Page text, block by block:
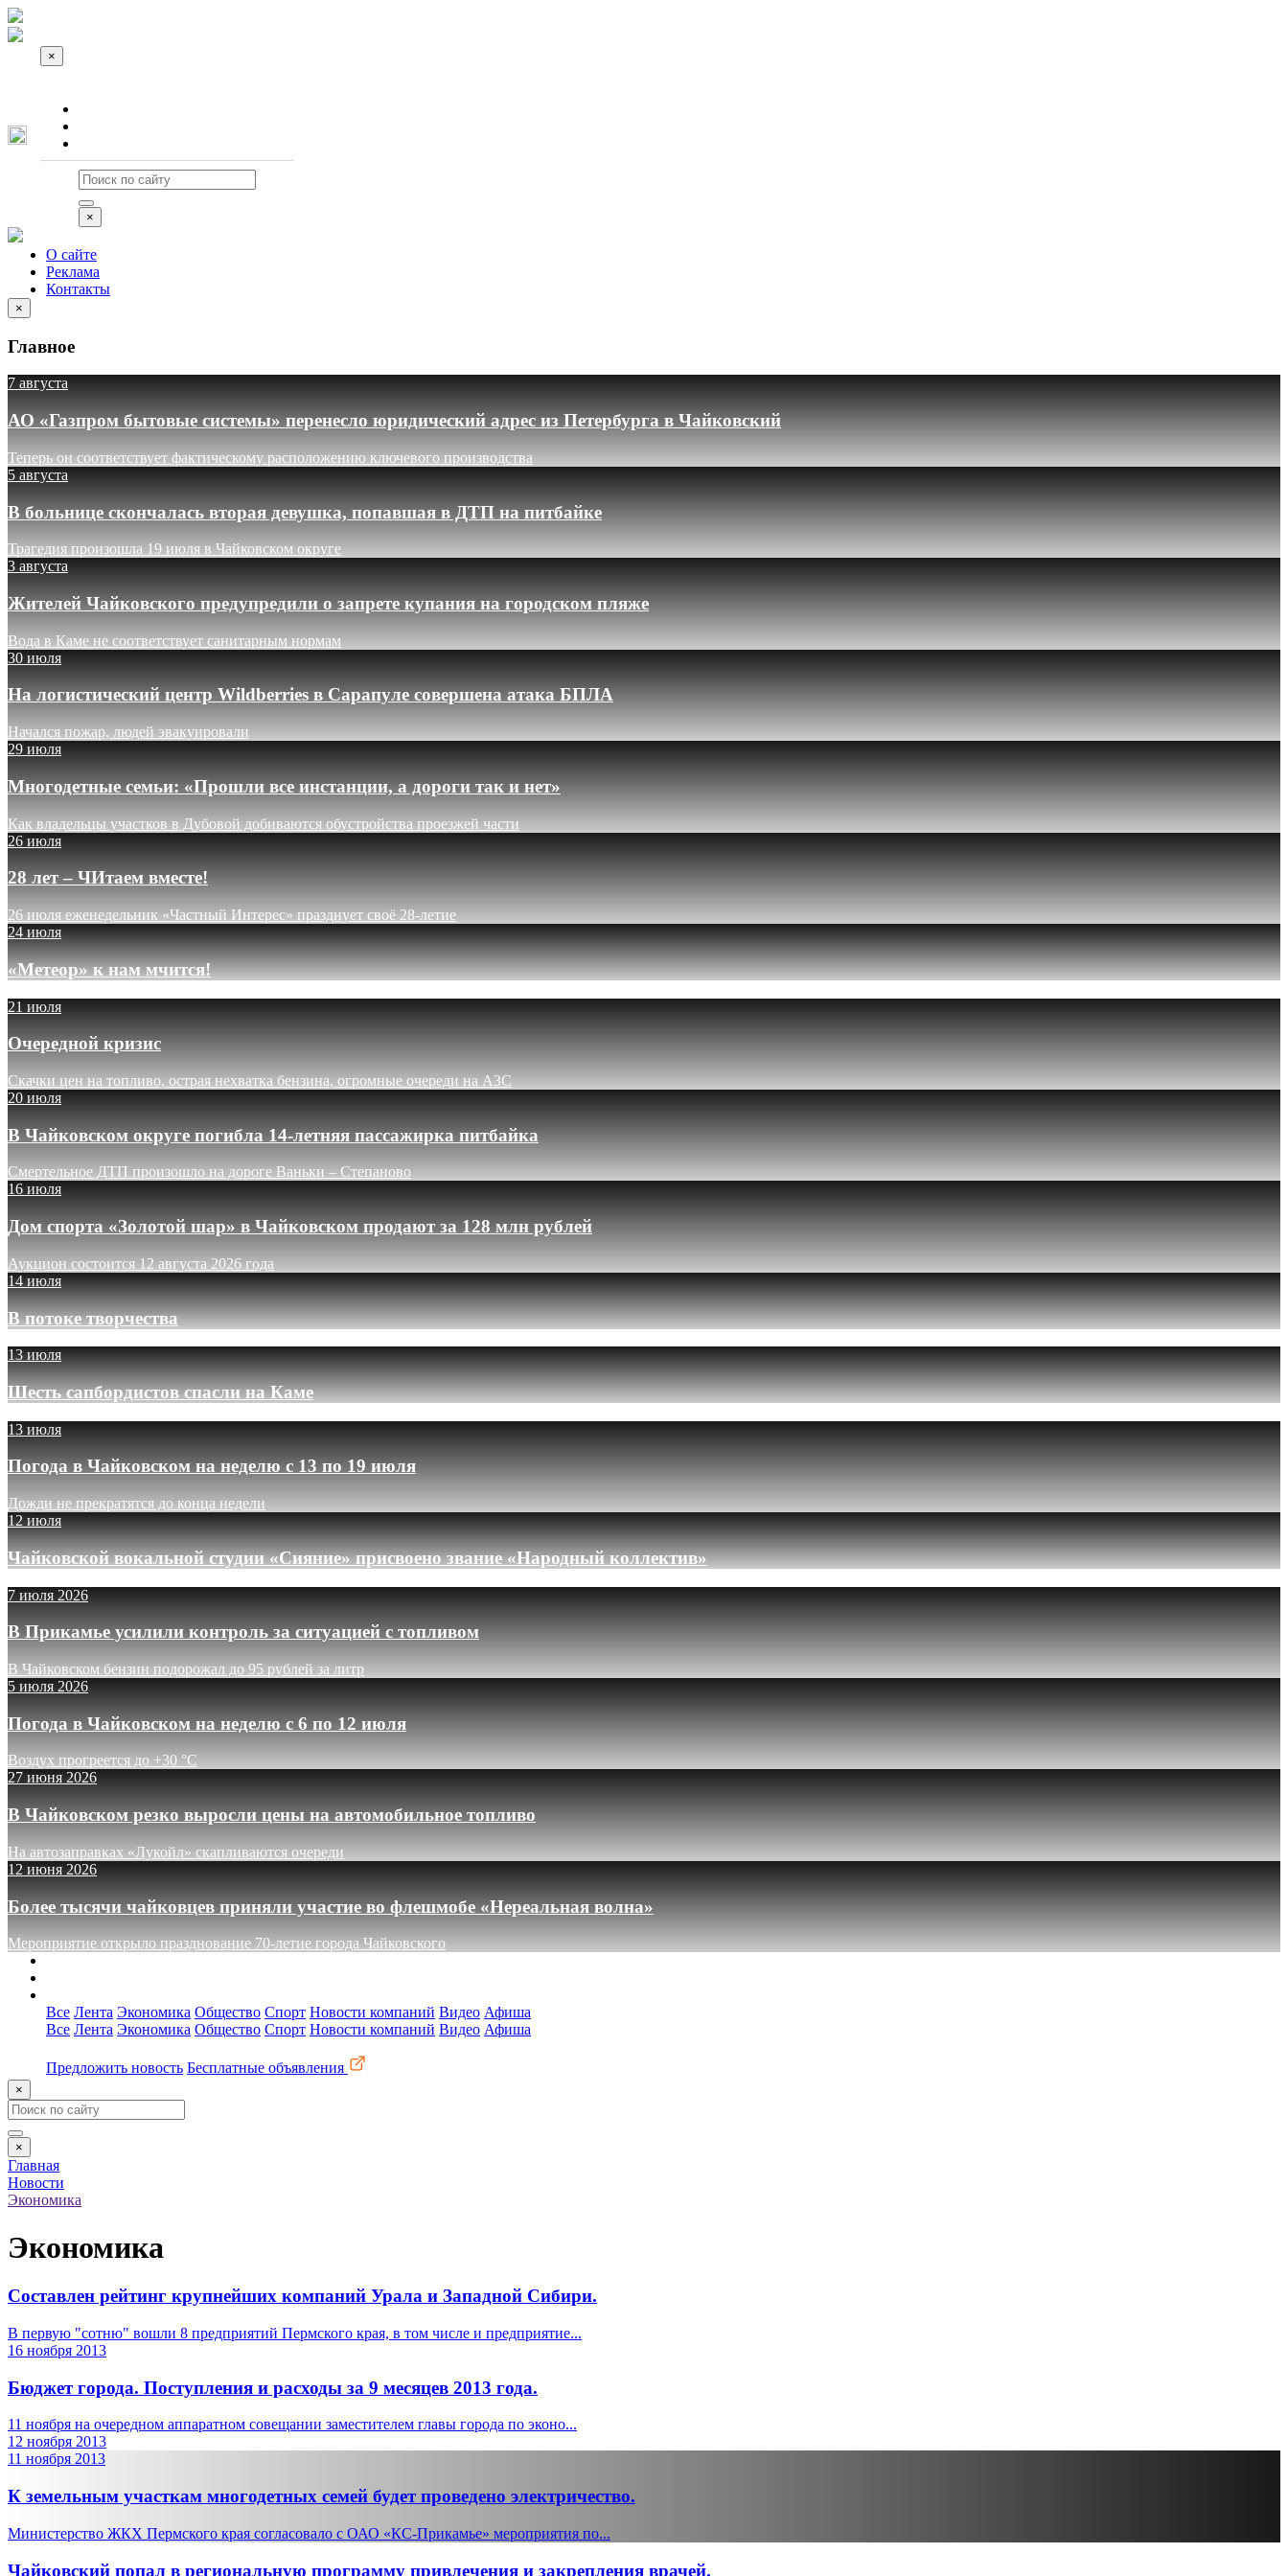
×
×
О сайте
Реклама
Контакты
×
Главное
7 августа
АО «Газпром бытовые системы» перенесло юридический адрес из Петербурга в Чайковский
Теперь он соответствует фактическому расположению ключевого производства
5 августа
В больнице скончалась вторая девушка, попавшая в ДТП на питбайке
Трагедия произошла 19 июля в Чайковском округе
3 августа
Жителей Чайковского предупредили о запрете купания на городском пляже
Вода в Каме не соответствует санитарным нормам
30 июля
На логистический центр Wildberries в Сарапуле совершена атака БПЛА
Начался пожар, людей эвакуировали
29 июля
Многодетные семьи: «Прошли все инстанции, а дороги так и нет»
Как владельцы участков в Дубовой добиваются обустройства проезжей части
26 июля
28 лет – ЧИтаем вместе!
26 июля еженедельник «Частный Интерес» празднует своё 28-летие
24 июля
«Метеор» к нам мчится!
21 июля
Очередной кризис
Скачки цен на топливо, острая нехватка бензина, огромные очереди на АЗС
20 июля
В Чайковском округе погибла 14-летняя пассажирка питбайка
Смертельное ДТП произошло на дороге Ваньки – Степаново
16 июля
Дом спорта «Золотой шар» в Чайковском продают за 128 млн рублей
Аукцион состоится 12 августа 2026 года
14 июля
В потоке творчества
13 июля
Шесть сапбордистов спасли на Каме
13 июля
Погода в Чайковском на неделю с 13 по 19 июля
Дожди не прекратятся до конца недели
12 июля
Чайковской вокальной студии «Сияние» присвоено звание «Народный коллектив»
7 июля 2026
В Прикамье усилили контроль за ситуацией с топливом
В Чайковском бензин подорожал до 95 рублей за литр
5 июля 2026
Погода в Чайковском на неделю с 6 по 12 июля
Воздух прогреется до +30 °C
27 июня 2026
В Чайковском резко выросли цены на автомобильное топливо
На автозаправках «Лукойл» скапливаются очереди
12 июня 2026
Более тысячи чайковцев приняли участие во флешмобе «Нереальная волна»
Мероприятие открыло празднование 70-летие города Чайковского
Все Лента Экономика Общество Спорт Новости компаний Видео Афиша
Все Лента Экономика Общество Спорт Новости компаний Видео Афиша
Предложить новость Бесплатные объявления
×
×
Главная
Новости
Экономика
Экономика
Составлен рейтинг крупнейших компаний Урала и Западной Сибири.
В первую "сотню" вошли 8 предприятий Пермского края, в том числе и предприятие...
16 ноября 2013
Бюджет города. Поступления и расходы за 9 месяцев 2013 года.
11 ноября на очередном аппаратном совещании заместителем главы города по эконо...
12 ноября 2013
11 ноября 2013
К земельным участкам многодетных семей будет проведено электричество.
Министерство ЖКХ Пермского края согласовало с ОАО «КС-Прикамье» мероприятия по...
Чайковский попал в региональную программу привлечения и закрепления врачей.